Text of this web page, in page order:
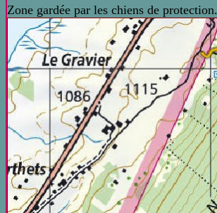
Zone gardée par les chiens de protection.